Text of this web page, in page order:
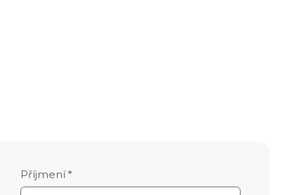
Příjmení *